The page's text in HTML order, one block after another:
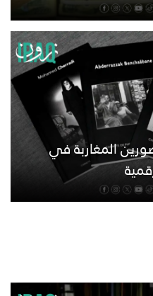
المغاربة في